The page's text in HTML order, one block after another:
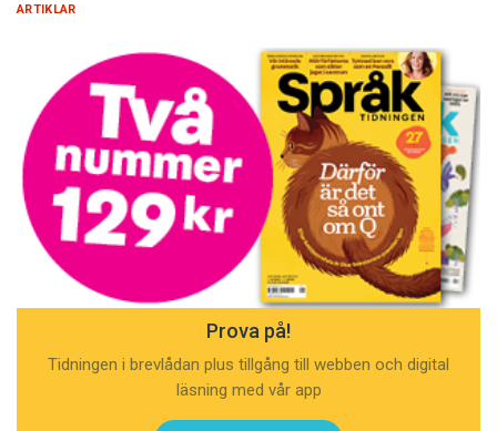
ARTIKLAR
Prova på!
Tidningen i brevlådan plus tillgång till webben och digital
läsning med vår app